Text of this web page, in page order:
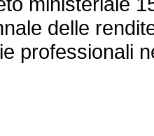
delle
professionali